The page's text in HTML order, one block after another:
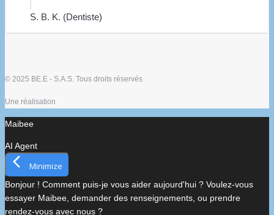
S. B. K. (Dentiste)
© 2025 BE.E - S.A.S. Tous droits réservés
Une réalisation
Maibee
AI Agent
Minimize
Bonjour ! Comment puis-je vous aider aujourd'hui ? Voulez-vous
essayer Maibee, demander des renseignements, ou prendre
rendez-vous avec nous ?